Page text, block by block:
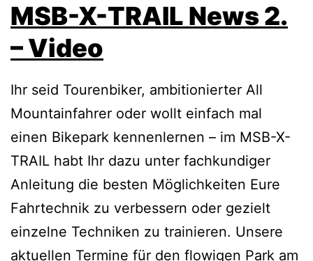
MSB-X-TRAIL News 2.
– Video
Ihr seid Tourenbiker, ambitionierter All
Mountainfahrer oder wollt einfach mal
einen Bikepark kennenlernen – im MSB-X-
TRAIL habt Ihr dazu unter fachkundiger
Anleitung die besten Möglichkeiten Eure
Fahrtechnik zu verbessern oder gezielt
einzelne Techniken zu trainieren. Unsere
aktuellen Termine für den flowigen Park am